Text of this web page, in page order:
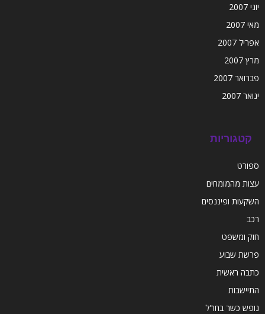
יוני 2007
מאי 2007
אפריל 2007
מרץ 2007
פברואר 2007
ינואר 2007
קטגוריות
ספורט
עצות מהמומחים
השקעות ופיננסים
רכב
חוק ומשפט
פרשת שבוע
כתבה ראשית
התיישבות
נופש כשר בחו"ל